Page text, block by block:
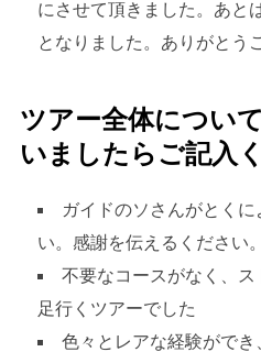
にさせて頂きました。あと
となりました。ありがとう
ツアー全体につい
いましたらご記入
ガイドのソさんがとくに
い。感謝を伝えるください。
不要なコースがなく、
足行くツアーでした
色々とレアな経験がで